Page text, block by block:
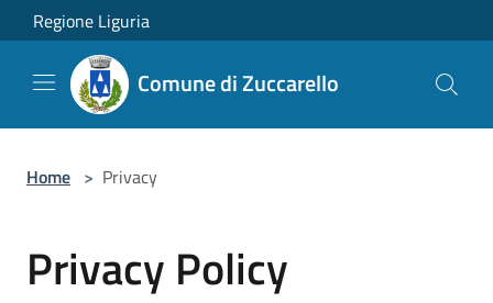
Salta al contenuto principale
Regione Liguria
Comune di Zuccarello
Home > Privacy
Privacy Policy